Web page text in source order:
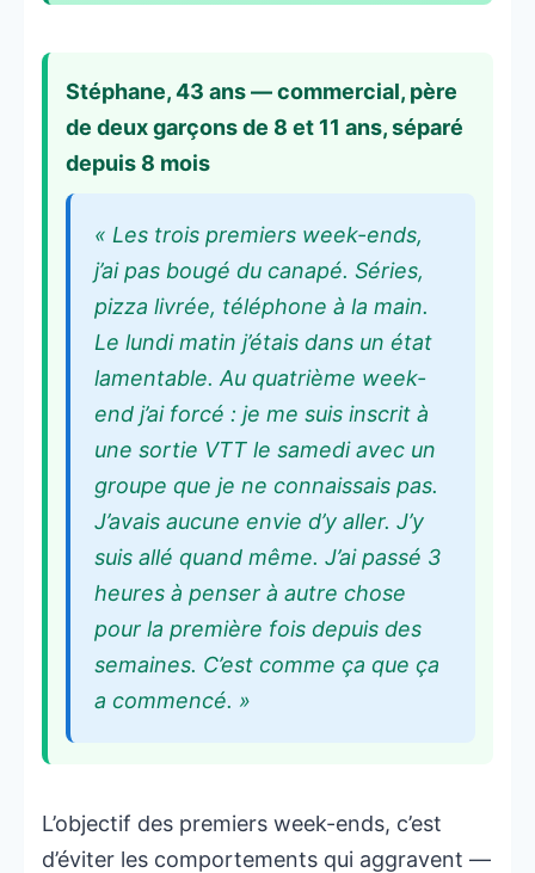
Stéphane, 43 ans — commercial, père
de deux garçons de 8 et 11 ans, séparé
depuis 8 mois
« Les trois premiers week-ends,
j’ai pas bougé du canapé. Séries,
pizza livrée, téléphone à la main.
Le lundi matin j’étais dans un état
lamentable. Au quatrième week-
end j’ai forcé : je me suis inscrit à
une sortie VTT le samedi avec un
groupe que je ne connaissais pas.
J’avais aucune envie d’y aller. J’y
suis allé quand même. J’ai passé 3
heures à penser à autre chose
pour la première fois depuis des
semaines. C’est comme ça que ça
a commencé. »
L’objectif des premiers week-ends, c’est
d’éviter les comportements qui aggravent —